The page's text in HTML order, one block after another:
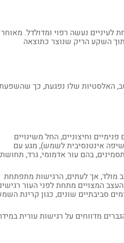
נעשה רפוי ומדולדל. מאוחר
השקע הריק שנוצר כתוצאה
האלסטיות שלו נפגעת, כך
וחיצוניים, החל משינויים
חשיפה אינטנסיבית לשמש), מגע עם
בהם עור אדמומי, גרד, תחושת
מולד, אך לעתים, הרגישות מתפתחת
המצויים מתחת לפני העור
סביבתיים שונים, כגון קרינת
היא אחת מתופעות העור השכיחות ביותר. למעלה מ-60% מהנשים וכ-50% מהגברים מדווחים על רגישות עורית